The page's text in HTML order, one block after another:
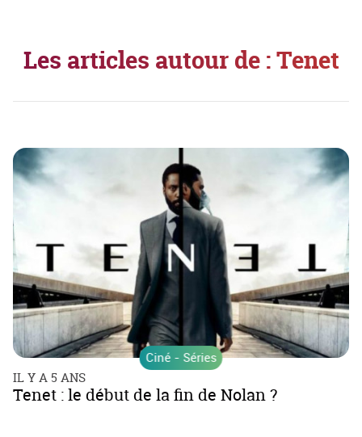
Les articles autour de : Tenet
Ciné - Séries
IL Y A 5 ANS
Tenet : le début de la fin de Nolan ?